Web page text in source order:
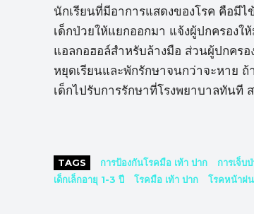
นักเรียนที่มีอาการแสดงของโรค คือมี
เด็กป่วยให้แยกออกมา แจ้งผู้ปกครอง
แอลกอฮอล์สำหรับล้างมือ ส่วนผู้ปกคร
หยุดเรียนและพักรักษาจนกว่าจะหาย
เด็กไปรับการรักษาที่โรงพยาบาลทันที
TAGS การป้องกันโรคมือ เท้า ปาก การเจ็บ
เด็กเล็กอายุ 1-3 ปี
โรคมือ เท้า ปาก โรคหน้าฝน